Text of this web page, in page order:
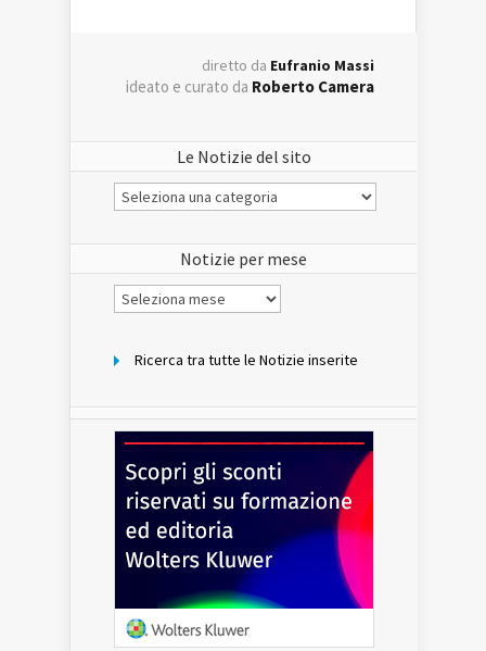
diretto da Eufranio Massi
ideato e curato da Roberto Camera
Le Notizie del sito
Le
Notizie
Notizie per mese
Notizie
per
Ricerca tra tutte le Notizie inserite